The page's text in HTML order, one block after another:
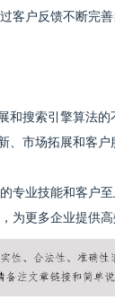
客户反馈不断完
和搜索引擎算法
、市场拓展和客
专业技能和客户
为更多企业提供